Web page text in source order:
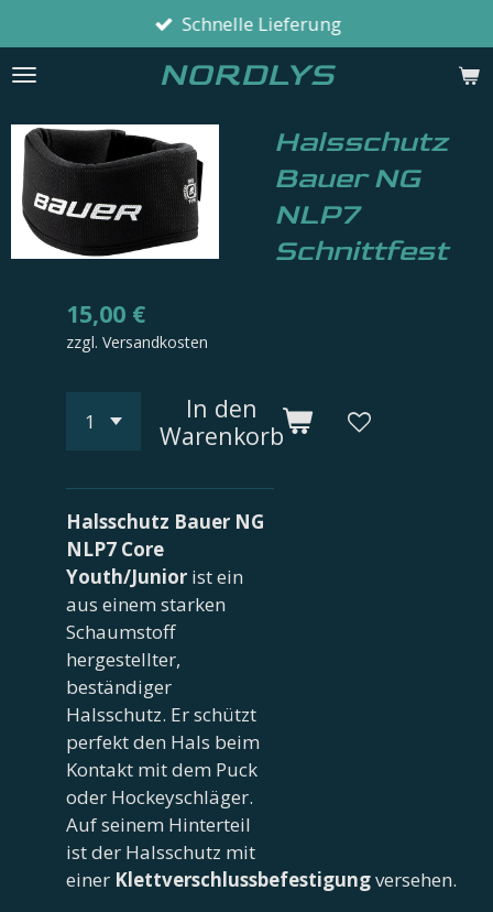
Hauptinhalt
springen
NORDLYS
Schnelle Lieferung
Halsschutz
Bauer NG
NLP7
Schnittfest
15,00 €
zzgl. Versandkosten
In den
Warenkorb
Halsschutz Bauer NG
NLP7 Core
Youth/Junior ist ein
aus einem starken
Schaumstoff
hergestellter,
beständiger
Halsschutz. Er schützt
perfekt den Hals beim
Kontakt mit dem Puck
oder Hockeyschläger.
Auf seinem Hinterteil
ist der Halsschutz mit
einer Klettverschlussbefestigungversehen.